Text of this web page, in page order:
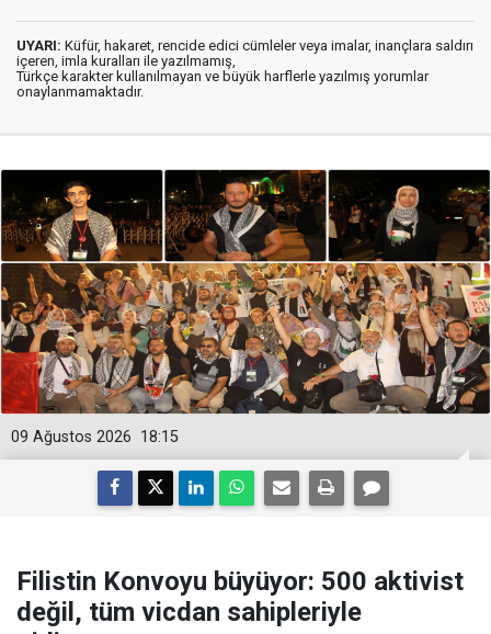
UYARI: Küfür, hakaret, rencide edici cümleler veya imalar, inançlara saldırı
içeren, imla kuralları ile yazılmamış,
Türkçe karakter kullanılmayan ve büyük harflerle yazılmış yorumlar
onaylanmamaktadır.
18:15
09 Ağustos 2026
Filistin Konvoyu büyüyor: 500 aktivist
değil, tüm vicdan sahipleriyle